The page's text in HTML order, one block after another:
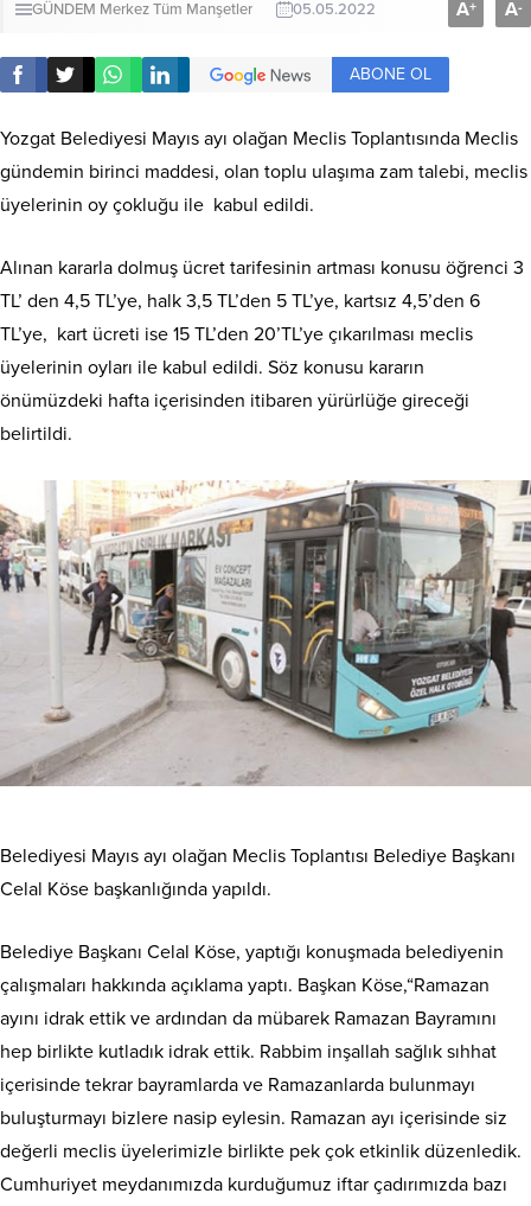
GÜNDEM MerkezTüm Manşetler 05.05.2022 A+ A-
ABONE OL
Yozgat Belediyesi Mayıs ayı olağan Meclis Toplantısında Meclis
gündemin birinci maddesi, olan toplu ulaşıma zam talebi, meclis
üyelerinin oy çokluğu ile kabul edildi.
Alınan kararla dolmuş ücret tarifesinin artması konusu öğrenci 3
TL’ den 4,5 TL’ye, halk 3,5 TL’den 5 TL’ye, kartsız 4,5’den 6
TL’ye, kart ücreti ise 15 TL’den 20’TL’ye çıkarılması meclis
üyelerinin oyları ile kabul edildi. Söz konusu kararın
önümüzdeki hafta içerisinden itibaren yürürlüğe gireceği
belirtildi.
Belediyesi Mayıs ayı olağan Meclis Toplantısı Belediye Başkanı
Celal Köse başkanlığında yapıldı.
Belediye Başkanı Celal Köse, yaptığı konuşmada belediyenin
çalışmaları hakkında açıklama yaptı. Başkan Köse,“Ramazan
ayını idrak ettik ve ardından da mübarek Ramazan Bayramını
hep birlikte kutladık idrak ettik. Rabbim inşallah sağlık sıhhat
içerisinde tekrar bayramlarda ve Ramazanlarda bulunmayı
buluşturmayı bizlere nasip eylesin. Ramazan ayı içerisinde siz
değerli meclis üyelerimizle birlikte pek çok etkinlik düzenledik.
Cumhuriyet meydanımızda kurduğumuz iftar çadırımızda bazı